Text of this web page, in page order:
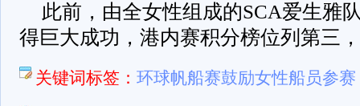
此前，由全女性组成的SCA爱生雅
得巨大成功，港内赛积分榜位列第三
关键词标签： 环球帆船赛鼓励女性船员参赛